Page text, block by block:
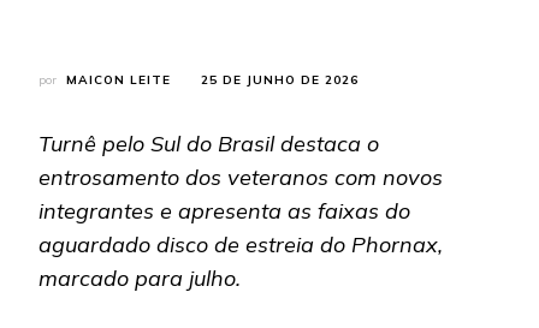
por MAICON LEITE 25 DE JUNHO DE 2026
Turnê pelo Sul do Brasil destaca o
entrosamento dos veteranos com novos
integrantes e apresenta as faixas do
aguardado disco de estreia do Phornax,
marcado para julho.